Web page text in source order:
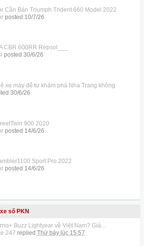
Cần Bán Triumph Trident 660 Model 2022
posted 10/7/26
CBR 600RR Repsol___
posted 30/6/26
xe máy để tự khám phá Nha Trang không
30/6/26
900 2020
posted 14/6/26
Sport Pro 2022
posted 14/6/26
số PKN
Buzz Lightyear về Việt Nam? Giá...
247 replied Thứ bảy lúc 15:57